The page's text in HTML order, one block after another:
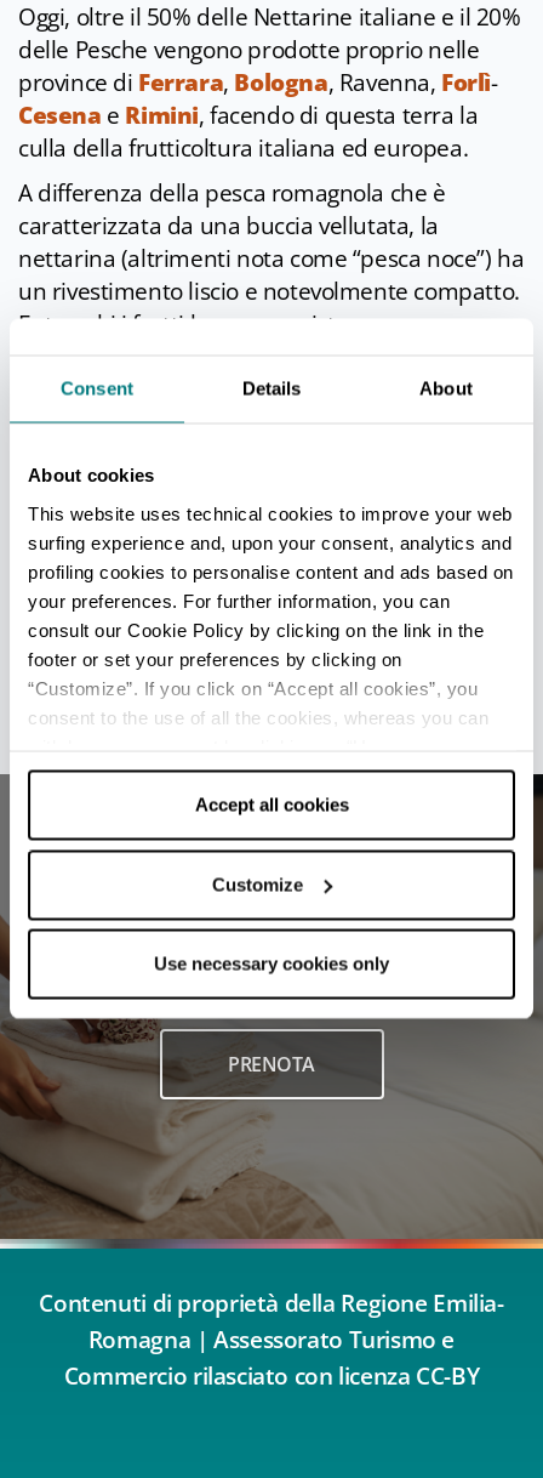
Consent Details About
About cookies
This website uses technical cookies to improve your web
surfing experience and, upon your consent, analytics and
profiling cookies to personalise content and ads based on
your preferences. For further information, you can
consult our Cookie Policy by clicking on the link in the
footer or set your preferences by clicking on
“Customize”. If you click on “Accept all cookies”, you
consent to the use of all the cookies, whereas you can
cookies only” and only the technical cookies for the
correct functioning of the website will be used.
Accept all cookies
Customize
Use necessary cookies only
Oggi, oltre il 50% delle Nettarine italiane e il 20%
delle Pesche vengono prodotte proprio nelle
province di Ferrara, Bologna, Ravenna, Forlì-
Cesena e Rimini, facendo di questa terra la
culla della frutticoltura italiana ed europea.
A differenza della pesca romagnola che è
caratterizzata da una buccia vellutata, la
nettarina (altrimenti nota come “pesca noce”) ha
un rivestimento liscio e notevolmente compatto.
Entrambi i frutti hanno consistenza succosa e
In cucina
Fresche al taglio, in succhi, in confetture o
sciroppate, le pesche sono consumate
solitamente alla fine dei pasti e sono l’ideale per
la preparazione di macedonie, gelati e dolci.
Info
Ultimo aggiornamento 03/03/2022
Trova le migliori strutture per le tue
vacanze in Emilia Romagna
PRENOTA
Contenuti di proprietà della Regione Emilia-
Romagna | Assessorato Turismo e
Commercio rilasciato con licenza CC-BY